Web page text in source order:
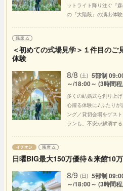
ットライト降り注ぐ『
の『大階段』の演出体
＜初めての式場見学＞１件目のご
体験
8/8 (土) 5部制
～/18:00～ (3時間
多くの結婚式を創り上
心躍る体験に♪ふたりが
ング／貸切会場をゲス
ランも。不安が解消す
日曜BIG最大150万優待＆来館10
8/9 (日) 5部制
～/18:00～ (3時間